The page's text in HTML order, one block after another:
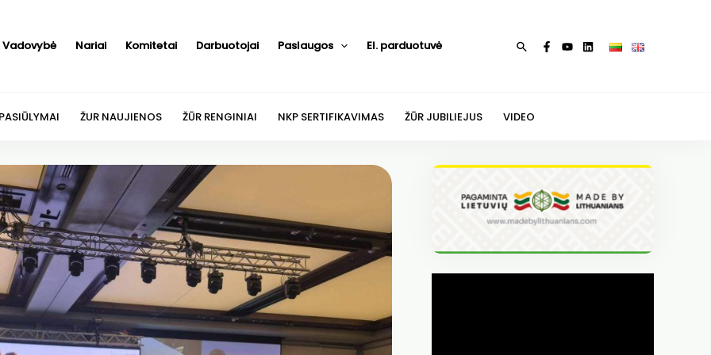
Vadovybė Nariai Komitetai Darbuotojai Paslaugos El. parduotuvė Paieška
ŽUR NAUJIENOS ŽŪR RENGINIAI NKP SERTIFIKAVIMAS ŽŪR JUBILIEJUS VIDEO